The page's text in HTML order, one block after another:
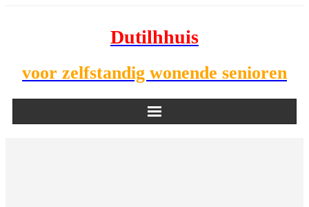
Dutilhhuis
voor zelfstandig wonende senioren